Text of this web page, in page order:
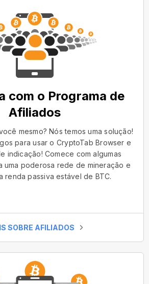
com o Programa de
Afiliados
mesmo? Nós temos uma solução!
para usar o CryptoTab Browser e
indicação! Comece com algumas
uma poderosa rede de mineração e
renda passiva estável de BTC.
SOBRE AFILIADOS